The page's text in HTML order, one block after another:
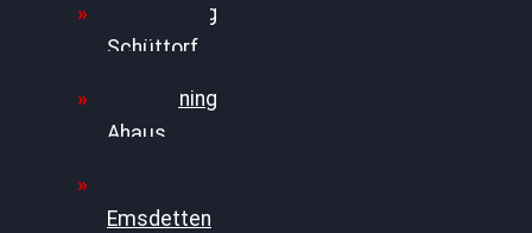
Chiptuning
Schüttorf
Chiptuning
Ahaus
Emsdetten